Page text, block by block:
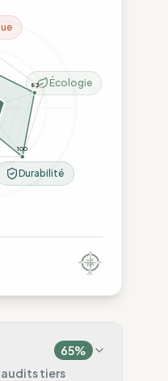
83
100
Écologie
Durabilité
65%
audits tiers